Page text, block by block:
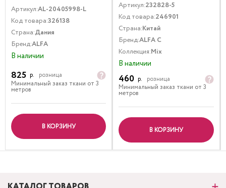
Артикул:AL-20405998-L
Код товара:326138
Страна:Дания
Бренд:ALFA
В наличии
825 р.
розница
Минимальный заказ ткани от 3
метров
В КОРЗИНУ
Артикул:232828-5
Код товара:246901
Страна:Китай
Бренд:ALFA C
Коллекция:Mix
В наличии
460 р.
розница
Минимальный заказ ткани от 3
метров
В КОРЗИНУ